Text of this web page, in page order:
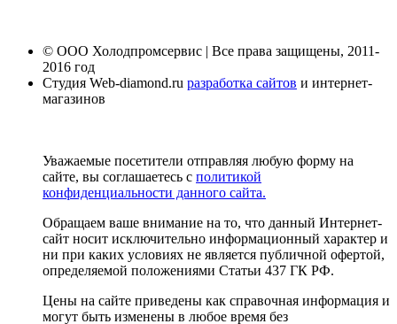
© ООО Холодпромсервис | Все права защищены, 2011-
2016 год
Студия Web-diamond.ru разработка сайтов и интернет-
магазинов
Уважаемые посетители отправляя любую форму на
сайте, вы соглашаетесь с политикой
конфиденциальности данного сайта.
Обращаем ваше внимание на то, что данный Интернет-
сайт носит исключительно информационный характер и
ни при каких условиях не является публичной офертой,
определяемой положениями Статьи 437 ГК РФ.
Цены на сайте приведены как справочная информация и
могут быть изменены в любое время без